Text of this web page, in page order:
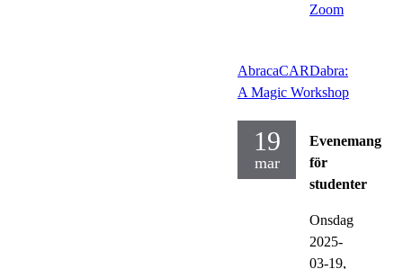
Zoom
AbracaCARDabra:
A Magic Workshop
19
mar
Evenemang
för
studenter
Onsdag
2025-
03-19,